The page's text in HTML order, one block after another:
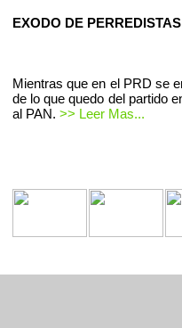
EXODO DE
Mientras que en el PRD se
de lo que quedo del partido
al PAN. >> Leer Mas...